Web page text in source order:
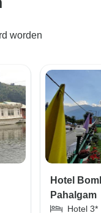
worden
Hotel
Pahalgam
Hotel 3*